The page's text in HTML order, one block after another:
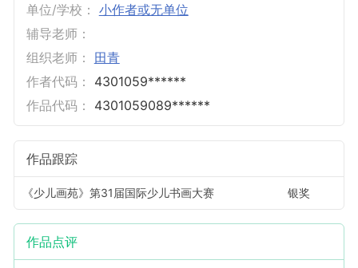
单位/学校： 小作者或无单位
辅导老师：
组织老师：
田青
作者代码：
4301059******
作品代码：
4301059089******
作品跟踪
《少儿画苑》第31届国际少儿书画大赛 银奖
作品点评